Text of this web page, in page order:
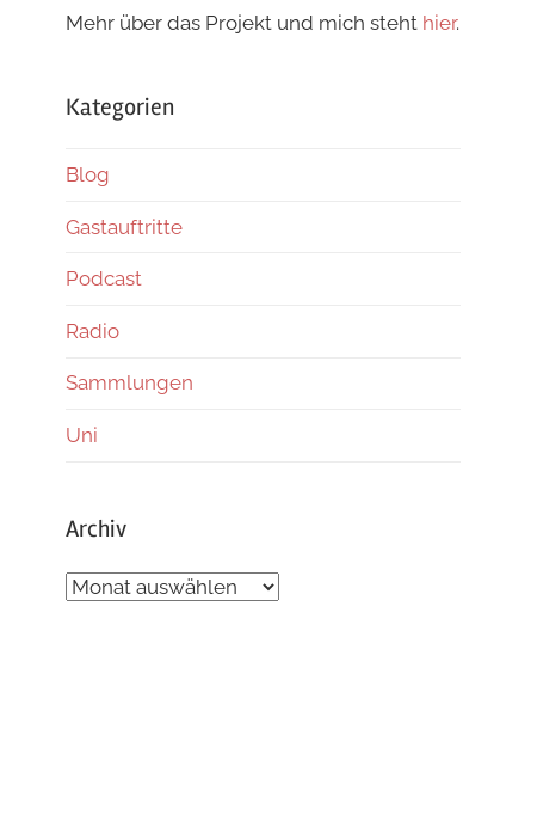
Mehr über das Projekt und mich steht hier.
Kategorien
Blog
Gastauftritte
Podcast
Radio
Sammlungen
Uni
Archiv
Archiv